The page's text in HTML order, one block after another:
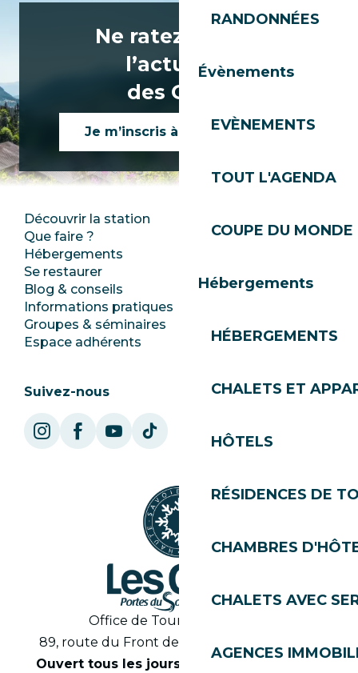
RANDONNÉES
Évènements
EVÈNEMENTS
TOUT L'AGENDA
COUPE DU
Hébergements
HÉBERGEMENTS
CHALETS ET
HÔTELS
RÉSIDENCES DE
CHAMBRES
CHALETS AVEC
AGENCES
Ne ratez rien de
l’actualité
des Gets !
Je m’inscris à la newsletter
Découvrir la station
Que faire ?
Hébergements
Se restaurer
Blog & conseils
Informations pratiques
Groupes & séminaires
Espace adhérents
Club Les Gets
Ecotourisme
SoleGets
Les Gets Tourisme
Suivez-nous
Office de Tourisme des Gets
89, route du Front de Neige 74260 Les Gets
Ouvert tous les jours en saison de 8h30 à